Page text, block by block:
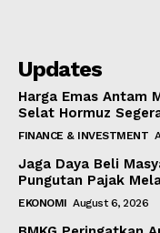
Updates
Harga Emas Antam
Selat Hormuz
FINANCE & INVESTMENT
Jaga Daya Beli
Pungutan Pajak
EKONOMI August 6, 2026